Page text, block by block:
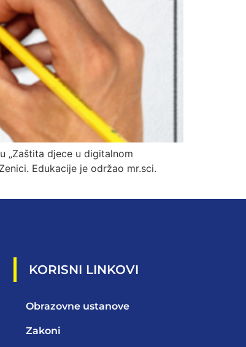
„Zaštita djece u digitalnom
Edukacije je održao mr.sci.
KORISNI LINKOVI
Obrazovne ustanove
Zakoni